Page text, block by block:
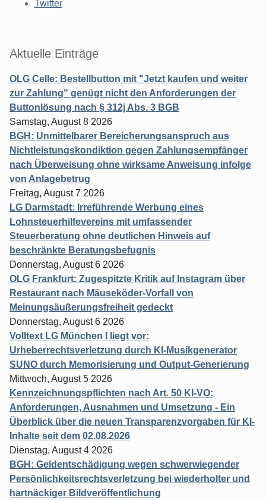
Twitter
Aktuelle Einträge
OLG Celle: Bestellbutton mit "Jetzt kaufen und weiter
zur Zahlung" genügt nicht den Anforderungen der
Buttonlösung nach § 312j Abs. 3 BGB
Samstag, August 8 2026
BGH: Unmittelbarer Bereicherungsanspruch aus
Nichtleistungskondiktion gegen Zahlungsempfänger
nach Überweisung ohne wirksame Anweisung infolge
von Anlagebetrug
Freitag, August 7 2026
LG Darmstadt: Irreführende Werbung eines
Lohnsteuerhilfevereins mit umfassender
Steuerberatung ohne deutlichen Hinweis auf
beschränkte Beratungsbefugnis
Donnerstag, August 6 2026
OLG Frankfurt: Zugespitzte Kritik auf Instagram über
Restaurant nach Mäuseköder-Vorfall von
Meinungsäußerungsfreiheit gedeckt
Donnerstag, August 6 2026
Volltext LG München I liegt vor:
Urheberrechtsverletzung durch KI-Musikgenerator
SUNO durch Memorisierung und Output-Generierung
Mittwoch, August 5 2026
Kennzeichnungspflichten nach Art. 50 KI-VO:
Anforderungen, Ausnahmen und Umsetzung - Ein
Überblick über die neuen Transparenzvorgaben für KI-
Inhalte seit dem 02.08.2026
Dienstag, August 4 2026
BGH: Geldentschädigung wegen schwerwiegender
Persönlichkeitsrechtsverletzung bei wiederholter und
hartnäckiger Bildveröffentlichung